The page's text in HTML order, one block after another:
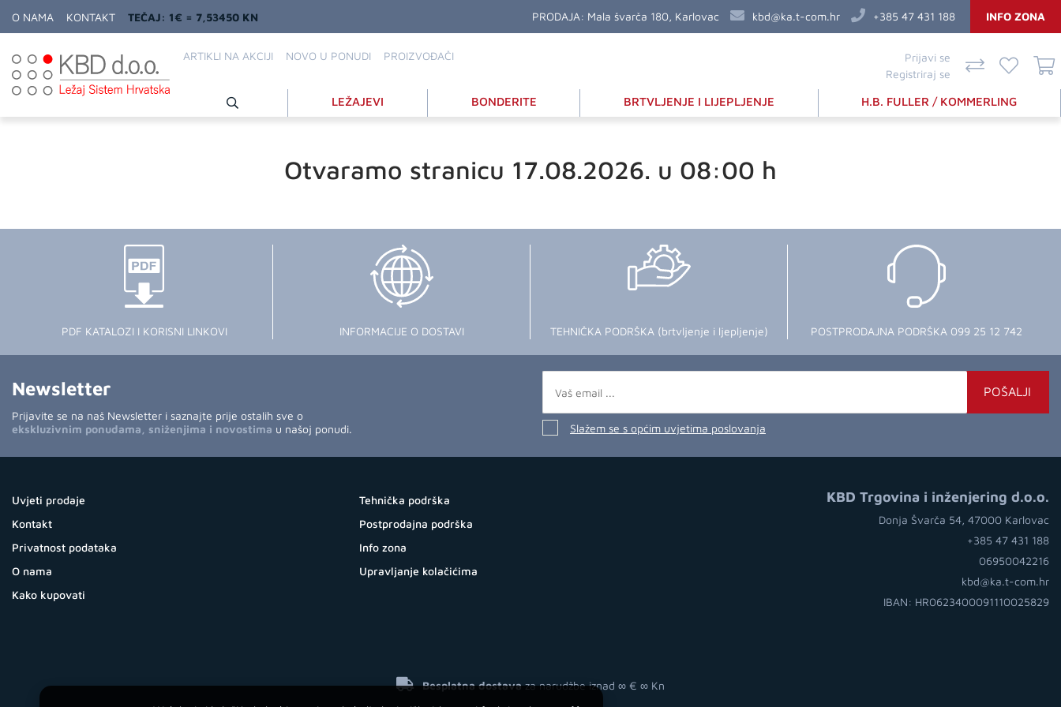
O NAMA KONTAKT TEČAJ: 1€ = 7,53450 KN PRODAJA: Mala švarča 180, Karlovac kbd@ka.t-com.hr +385 47 431 188 INFO ZONA
ARTIKLI NA AKCIJI NOVO U PONUDI PROIZVOĐAČI
Prijavi se
Registriraj se
LEŽAJEVI BONDERITE BRTVLJENJE I LIJEPLJENJE H.B. FULLER / KOMMERLING
Otvaramo stranicu 17.08.2026. u 08:00 h
PDF KATALOZI I KORISNI LINKOVI INFORMACIJE O DOSTAVI TEHNIČKA PODRŠKA (brtvljenje i ljepljenje) POSTPRODAJNA PODRŠKA 099 25 12 742
Newsletter
Prijavite se na naš Newsletter i saznajte prije ostalih sve o
ekskluzivnim ponudama, sniženjima i novostima u našoj ponudi.
POŠALJI
Slažem se s općim uvjetima poslovanja
Uvjeti prodaje
Kontakt
Privatnost podataka
O nama
Kako kupovati
Tehnička podrška
Postprodajna podrška
Info zona
Upravljanje kolačićima
KBD Trgovina i inženjering d.o.o.
Donja Švarča 54, 47000 Karlovac
+385 47 431 188
06950042216
kbd@ka.t-com.hr
IBAN: HR0623400091110025829
Besplatna dostavaza narudžbe iznad ∞ € ∞ Kn